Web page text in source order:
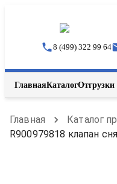
8 (499) 322 99 64
ГлавнаяКаталогОтгрузки
Главная
Каталог
R900979818 клапан